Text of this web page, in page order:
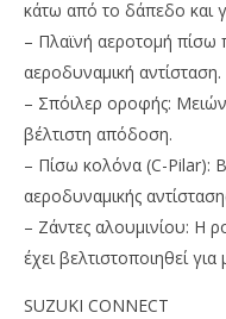
κάτω από το δάπεδο και
– Πλαϊνή αεροτομή πίσω
αεροδυναμική αντίσταση.
– Σπόιλερ οροφής:
βέλτιστη απόδοση.
– Πίσω κολόνα (C-Pilar):
αεροδυναμικής
– Ζάντες αλουμινίου: Η
έχει βελτιστοποιηθεί
SUZUKI CONNECT